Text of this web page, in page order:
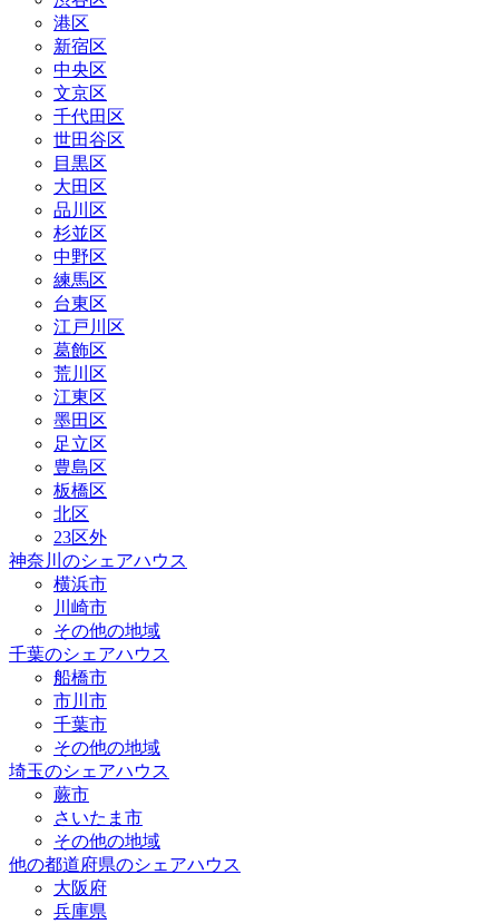
港区
新宿区
中央区
文京区
千代田区
世田谷区
目黒区
大田区
品川区
杉並区
中野区
練馬区
台東区
江戸川区
葛飾区
荒川区
江東区
墨田区
足立区
豊島区
板橋区
北区
23区外
神奈川のシェアハウス
横浜市
川崎市
その他の地域
千葉のシェアハウス
船橋市
市川市
千葉市
その他の地域
埼玉のシェアハウス
蕨市
さいたま市
その他の地域
他の都道府県のシェアハウス
大阪府
兵庫県